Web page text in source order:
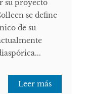
su proyecto
se define
de su
Leer más